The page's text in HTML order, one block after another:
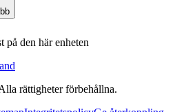
på den här enheten
rättigheter förbehållna.